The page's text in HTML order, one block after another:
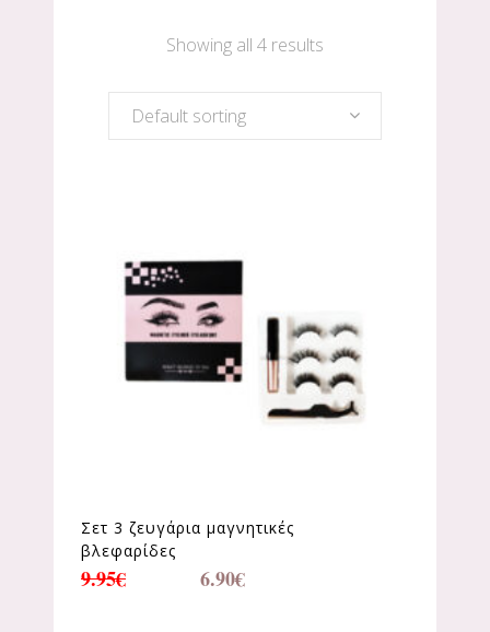
Showing all 4 results
Default sorting
Σετ 3 ζευγάρια μαγνητικές
βλεφαρίδες
9.95€ 6.90€